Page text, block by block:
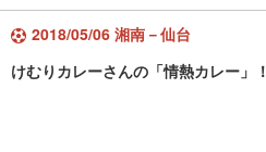
2018/05/06 湘南－仙台
けむりカレーさんの「情熱カレー」！